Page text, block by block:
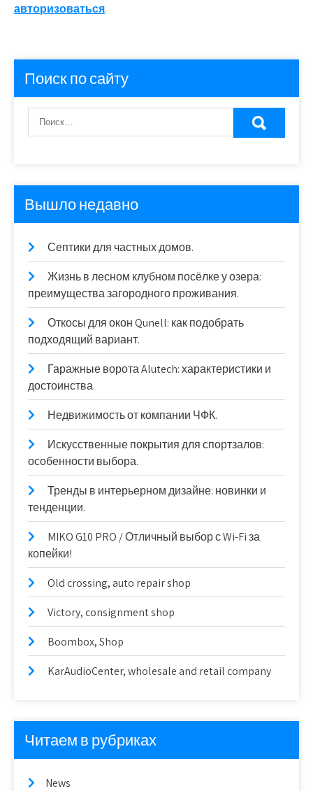
авторизоваться.
Поиск по сайту
Вышло недавно
Септики для частных домов.
Жизнь в лесном клубном посёлке у озера:
преимущества загородного проживания.
Откосы для окон Qunell: как подобрать
подходящий вариант.
Гаражные ворота Alutech: характеристики и
достоинства.
Недвижимость от компании ЧФК.
Искусственные покрытия для спортзалов:
особенности выбора.
Тренды в интерьерном дизайне: новинки и
тенденции.
MIKO G10 PRO / Отличный выбор с Wi-Fi за
копейки!
Old crossing, auto repair shop
Victory, consignment shop
Boombox, Shop
KarAudioCenter, wholesale and retail company
Читаем в рубриках
News